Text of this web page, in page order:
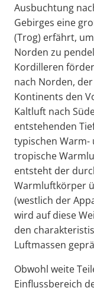
Ausbuchtung
Gebirges eine
(Trog) erfährt,
Norden zu
Kordilleren
nach Norden,
Kontinents den
Kaltluft nach
entstehenden
typischen Warm-
tropische
entsteht der
Warmluftkörper
(westlich der
wird auf diese
den
Luftmassen
Obwohl weite
Einflussbereich